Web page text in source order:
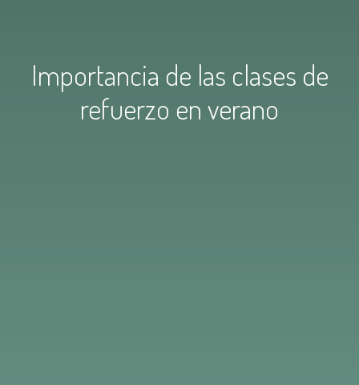
Importancia de las clases de
refuerzo en verano